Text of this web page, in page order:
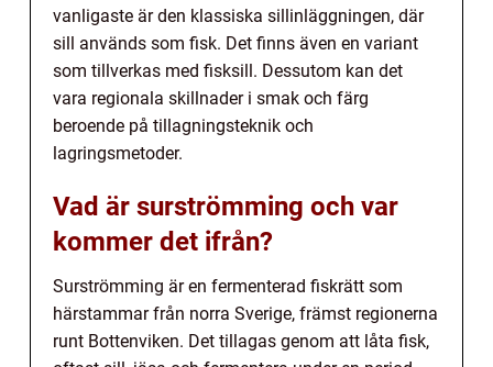
vanligaste är den klassiska sillinläggningen, där
sill används som fisk. Det finns även en variant
som tillverkas med fisksill. Dessutom kan det
vara regionala skillnader i smak och färg
beroende på tillagningsteknik och
lagringsmetoder.
Vad är surströmming och var
kommer det ifrån?
Surströmming är en fermenterad fiskrätt som
härstammar från norra Sverige, främst regionerna
runt Bottenviken. Det tillagas genom att låta fisk,